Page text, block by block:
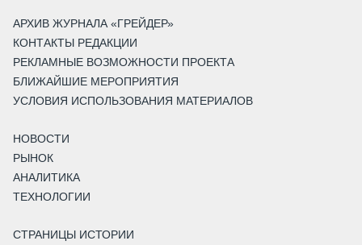
АРХИВ ЖУРНАЛА «ГРЕЙДЕР»
КОНТАКТЫ РЕДАКЦИИ
РЕКЛАМНЫЕ ВОЗМОЖНОСТИ ПРОЕКТА
БЛИЖАЙШИЕ МЕРОПРИЯТИЯ
УСЛОВИЯ ИСПОЛЬЗОВАНИЯ МАТЕРИАЛОВ
НОВОСТИ
РЫНОК
АНАЛИТИКА
ТЕХНОЛОГИИ
СТРАНИЦЫ ИСТОРИИ